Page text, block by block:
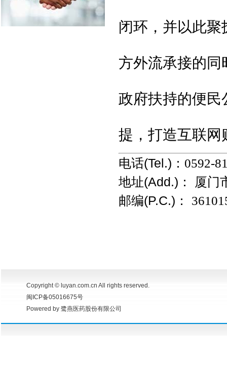
闭环，并以此
方外流承接的
政府扶持的便民
提，打造互联网
电话(Tel.)： 0592-
地址(Add.)： 厦门
邮编(P.C.)：
Copyright © luyan.com.cn All rights reserved.
闽ICP备05016675号
Powered by 鹭燕医药股份有限公司